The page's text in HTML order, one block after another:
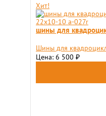
Хит!
шины для
Шины для
Цена: 6 500 ₽